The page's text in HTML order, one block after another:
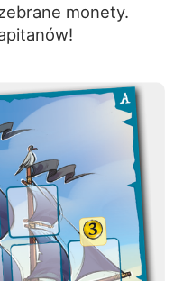
monety.